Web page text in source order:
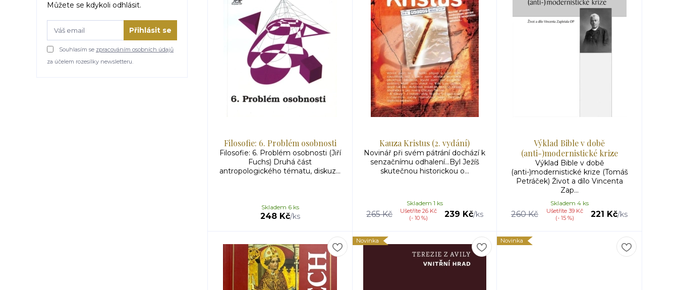
Můžete se kdykoli odhlásit.
Přihlásit se
Souhlasím se zpracováním osobních údajů
za účelem rozesílky newsletteru.
Filosofie: 6. Problém osobnosti
Filosofie: 6. Problém osobnosti (Jiří
Fuchs) Druhá část
antropologického tématu, diskuz...
248 Kč/ks
Skladem 6 ks
Kauza Kristus (2. vydání)
Novinář při svém pátrání dochází k
senzačnímu odhalení...Byl Ježíš
skutečnou historickou o...
265 Kč
Ušetříte 26 Kč
(- 10 %)
239 Kč/ks
Skladem 1 ks
Výklad Bible v době
(anti-)modernistické krize
Výklad Bible v době
(anti-)modernistické krize (Tomáš
Petráček) Život a dílo Vincenta
Zap...
260 Kč
Ušetříte 39 Kč
(- 15 %)
221 Kč/ks
Skladem 4 ks
Novinka Novinka